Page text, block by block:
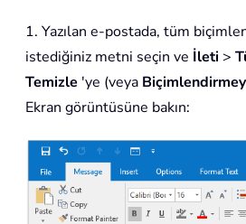
1. Yazılan e-postada, tüm
istediğiniz metni seçin ve İleti >
Temizle 'ye (veya
Ekran görüntüsüne bakın: